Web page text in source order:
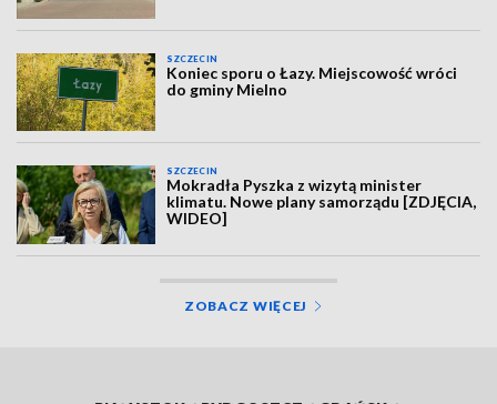
SZCZECIN
Koniec sporu o Łazy. Miejscowość wróci
do gminy Mielno
SZCZECIN
Mokradła Pyszka z wizytą minister
klimatu. Nowe plany samorządu [ZDJĘCIA,
WIDEO]
ZOBACZ WIĘCEJ